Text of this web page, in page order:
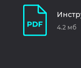
4.2 мб